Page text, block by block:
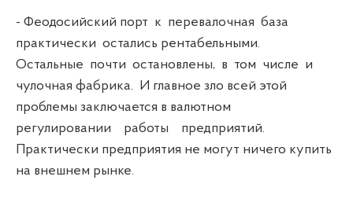
- Феодосийский порт к перевалочная база
практически остались рентабельными.
Остальные почти остановлены, в том числе и
чулочная фабрика. И главное зло всей этой
проблемы заключается в валютном
регулировании работы предприятий.
Практически предприятия не могут ничего купить
на внешнем рынке.